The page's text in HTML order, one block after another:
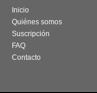
Inicio
Quiénes somos
Suscripción
FAQ
Contacto